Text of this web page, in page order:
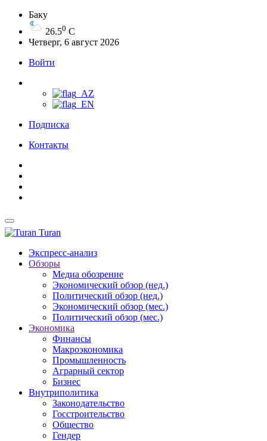
Баку
26.50 C
Четверг, 6 август 2026
Войти
Подписка
Контакты
Turan
Экспресс-анализ
Обзоры
Медиа обозрение
Экономический обзор (нед.)
Политический обзор (нед.)
Экономический обзор (мес.)
Политический обзор (мес.)
Экономика
Финансы
Макроэкономика
Промышленность
Аграрный сектор
Бизнес
Внутриполитика
Законодательство
Госстроительство
Общество
Гендер